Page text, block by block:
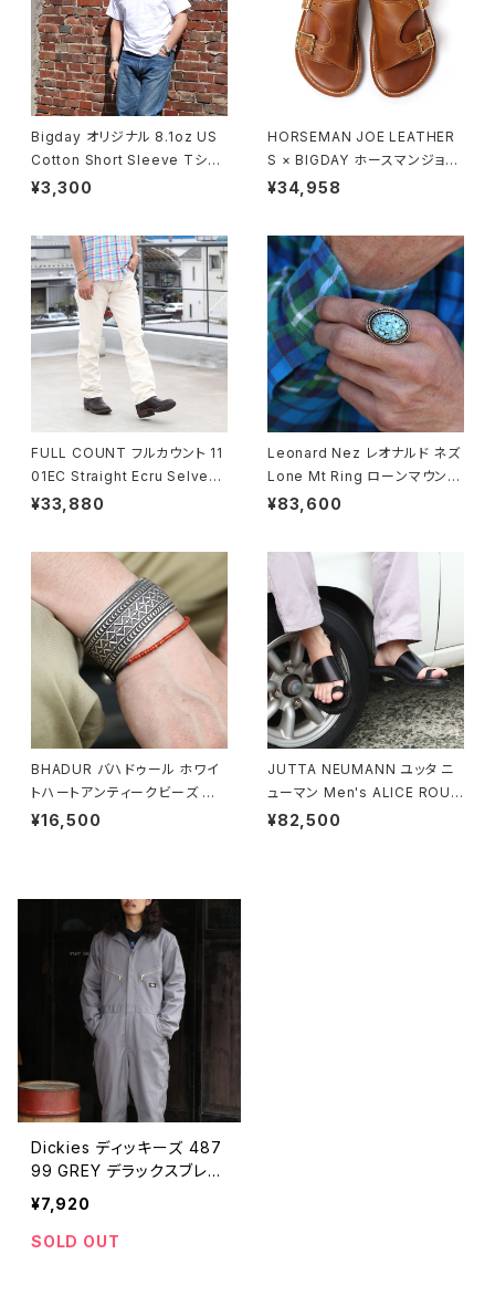
Bigday オリジナル 8.1oz US
Cotton Short Sleeve Tシャ
ツ 半袖 無地Tシャツ USコット
¥3,300
HORSEMAN JOE LEATHER
S × BIGDAY ホースマンジョー
ダブルモンクストラップサンダル
¥34,958
FULL COUNT フルカウント 11
01EC Straight Ecru Selved
ge Denim ストレートセルビッ
¥33,880
Leonard Nez レオナルド ネズ
Lone Mt Ring ローンマウンテ
ンターコイズリング 15号 ナバホ
¥83,600
BHADUR バハドゥール ホワイ
トハートアンティークビーズ ブ
レスレット 金赤 #b126 日本製
¥16,500
JUTTA NEUMANN ユッタ ニ
ューマン Men's ALICE ROUN
D アリス ラウンド サンダル レザ
¥82,500
Dickies ディッキーズ 487
99 GREY デラックスブレン
ドカバーオール つなぎ 作
業着
¥7,920
SOLD OUT